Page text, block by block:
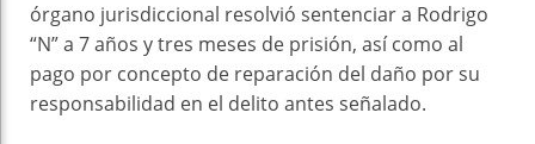
órgano jurisdiccional resolvió sentenciar a Rodrigo
“N” a 7 años y tres meses de prisión, así como al
pago por concepto de reparación del daño por su
responsabilidad en el delito antes señalado.